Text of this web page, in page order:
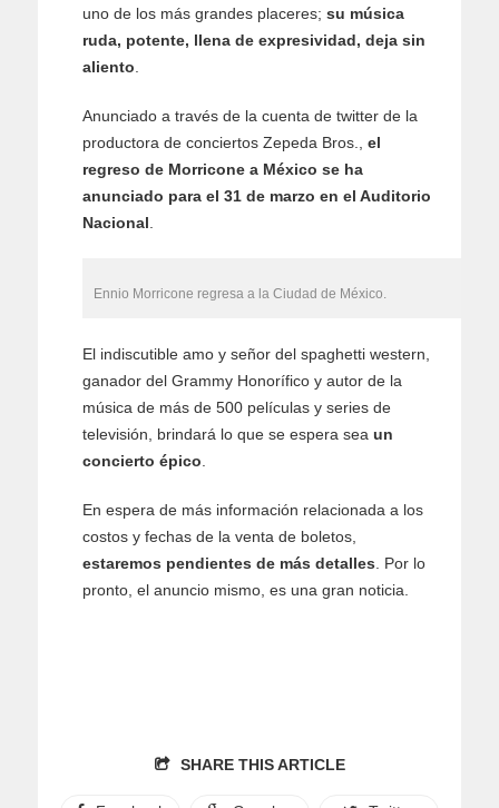
uno de los más grandes placeres; su música
ruda, potente, llena de expresividad, deja sin
aliento
Anunciado a través de la cuenta de twitter de la
productora de conciertos Zepeda Bros., el
regreso de Morricone a México se ha
anunciado para el 31 de marzo en el Auditorio
Nacional
Ennio Morricone regresa a la Ciudad de México.
El indiscutible amo y señor del spaghetti western,
ganador del Grammy Honorífico y autor de la
música de más de 500 películas y series de
televisión, brindará lo que se espera sea un
concierto épico
En espera de más información relacionada a los
costos y fechas de la venta de boletos,
estaremos pendientes de más detalles . Por lo
pronto, el anuncio mismo, es una gran noticia.
SHARE THIS ARTICLE